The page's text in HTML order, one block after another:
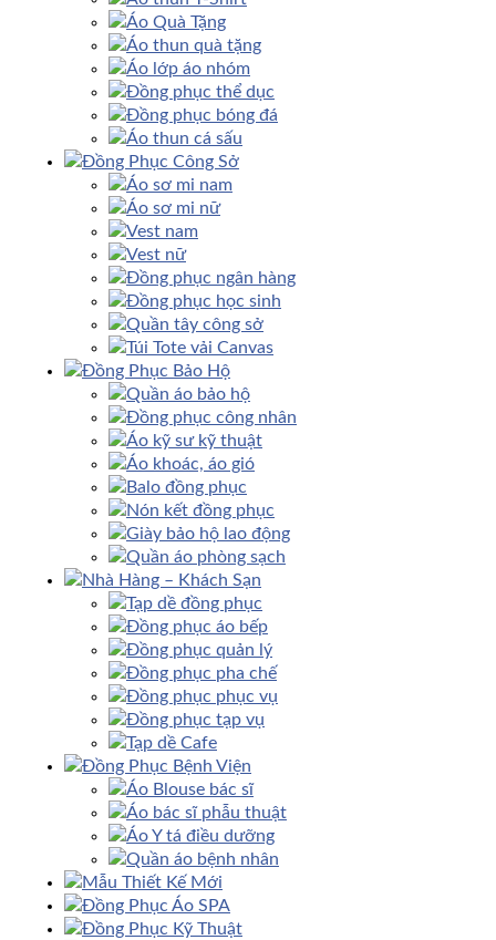
Áo Quà Tặng
Áo thun quà tặng
Áo lớp áo nhóm
Đồng phục thể dục
Đồng phục bóng đá
Áo thun cá sấu
Đồng Phục Công Sở
Áo sơ mi nam
Áo sơ mi nữ
Vest nam
Vest nữ
Đồng phục ngân hàng
Đồng phục học sinh
Quần tây công sở
Túi Tote vải Canvas
Đồng Phục Bảo Hộ
Quần áo bảo hộ
Đồng phục công nhân
Áo kỹ sư kỹ thuật
Áo khoác, áo gió
Balo đồng phục
Nón kết đồng phục
Giày bảo hộ lao động
Quần áo phòng sạch
Nhà Hàng – Khách Sạn
Tạp dề đồng phục
Đồng phục áo bếp
Đồng phục quản lý
Đồng phục pha chế
Đồng phục phục vụ
Đồng phục tạp vụ
Tạp dề Cafe
Đồng Phục Bệnh Viện
Áo Blouse bác sĩ
Áo bác sĩ phẫu thuật
Áo Y tá điều dưỡng
Quần áo bệnh nhân
Mẫu Thiết Kế Mới
Đồng Phục Áo SPA
Đồng Phục Kỹ Thuật